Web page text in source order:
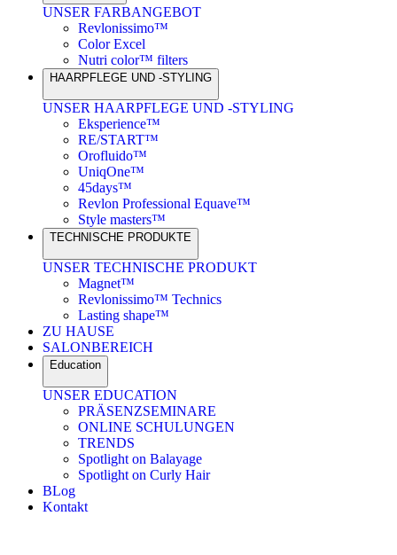
UNSER FARBANGEBOT
Revlonissimo™
Color Excel
Nutri color™ filters
HAARPFLEGE UND -STYLING
UNSER HAARPFLEGE UND -STYLING
Eksperience™
RE/START™
Orofluido™
UniqOne™
45days™
Revlon Professional Equave™
Style masters™
TECHNISCHE PRODUKTE
UNSER TECHNISCHE PRODUKT
Magnet™
Revlonissimo™ Technics
Lasting shape™
ZU HAUSE
SALONBEREICH
Education
UNSER EDUCATION
PRÄSENZSEMINARE
ONLINE SCHULUNGEN
TRENDS
Spotlight on Balayage
Spotlight on Curly Hair
BLog
Kontakt